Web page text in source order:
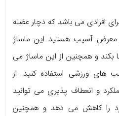
افرادی می باشد که دچار عضله
آسیب هستید این ماساژ
و همچنین از این ماساژ می
های ورزشی استفاده کنید. از
و انعطاف پذیری می توانید
را کاهش می دهد و همچنین